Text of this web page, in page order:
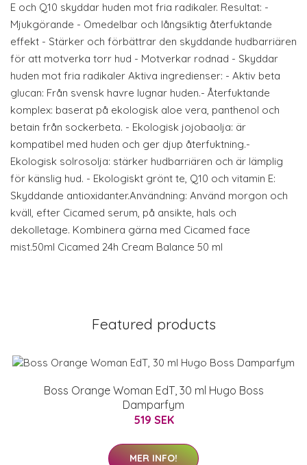
E och Q10 skyddar huden mot fria radikaler. Resultat: -
Mjukgörande - Omedelbar och långsiktig återfuktande
effekt - Stärker och förbättrar den skyddande hudbarriären
för att motverka torr hud - Motverkar rodnad - Skyddar
huden mot fria radikaler Aktiva ingredienser: - Aktiv beta
glucan: Från svensk havre lugnar huden.- Återfuktande
komplex: baserat på ekologisk aloe vera, panthenol och
betain från sockerbeta. - Ekologisk jojobaolja: är
kompatibel med huden och ger djup återfuktning.-
Ekologisk solrosolja: stärker hudbarriären och är lämplig
för känslig hud. - Ekologiskt grönt te, Q10 och vitamin E:
Skyddande antioxidanter.Användning: Använd morgon och
kväll, efter Cicamed serum, på ansikte, hals och
dekolletage. Kombinera gärna med Cicamed face
mist.50ml Cicamed 24h Cream Balance 50 ml
Featured products
Boss Orange Woman EdT, 30 ml Hugo Boss
Damparfym
519 SEK
MER INFO!